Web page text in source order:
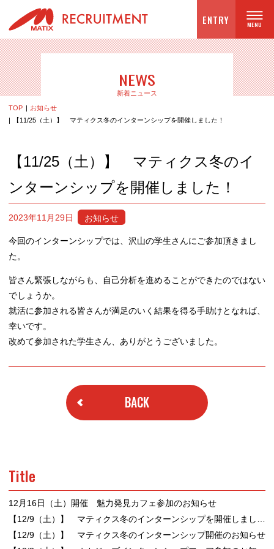
ENTRY
NEWS
新着ニュース
TOP
お知らせ
【11/25（土）】 マティクス冬のインターンシップを開催しました！
【11/25（土）】 マティクス冬のイ
ンターンシップを開催しました！
2023年11月29日 お知らせ
今回のインターンシップでは、沢山の学生さんにご参加頂きまし
た。
皆さん緊張しながらも、自己分析を進めることができたのではない
でしょうか。
就活に参加される皆さんが満足のいく結果を得る手助けとなれば、
幸いです。
改めて参加された学生さん、ありがとうございました。
BACK
Title
12月16日（土）開催 魅力発見カフェ参加のお知らせ
【12/9（土）】 マティクス冬のインターンシップ開催のお知らせ